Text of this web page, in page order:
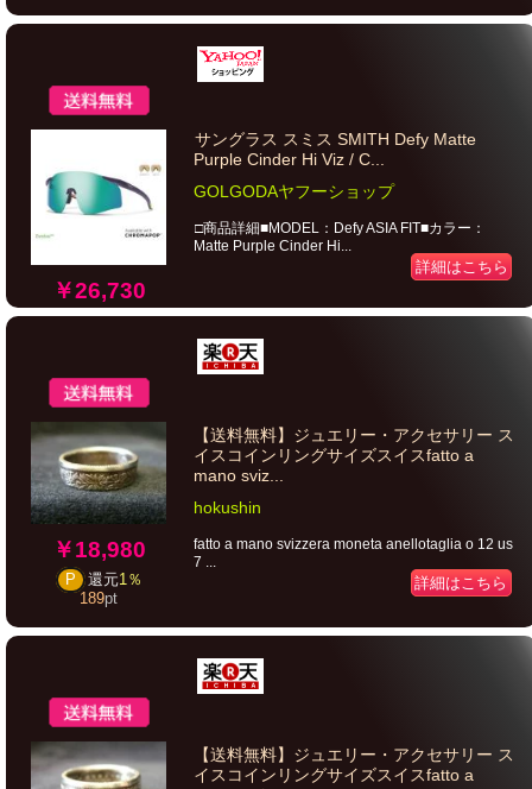
￥26,730
サングラス スミス SMITH Defy Matte
Purple Cinder Hi Viz / C...
GOLGODAヤフーショップ
□商品詳細■MODEL：Defy ASIA FIT■カラー：
Matte Purple Cinder Hi...
詳細はこちら
￥18,980
P 還元1％
189pt
【送料無料】ジュエリー・アクセサリー ス
イスコインリングサイズスイスfatto a
mano sviz...
hokushin
fatto a mano svizzera moneta anellotaglia o 12 us
7 ...
詳細はこちら
【送料無料】ジュエリー・アクセサリー ス
イスコインリングサイズスイスfatto a